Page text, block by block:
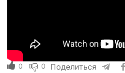
0 0 Поделиться